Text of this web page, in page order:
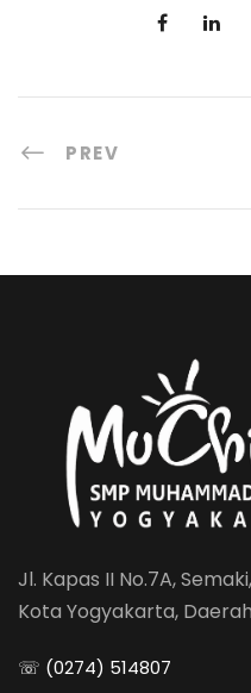
PREV
Jl. Kapas II No.7A,
Kota Yogyakarta,
☏ (0274) 514807